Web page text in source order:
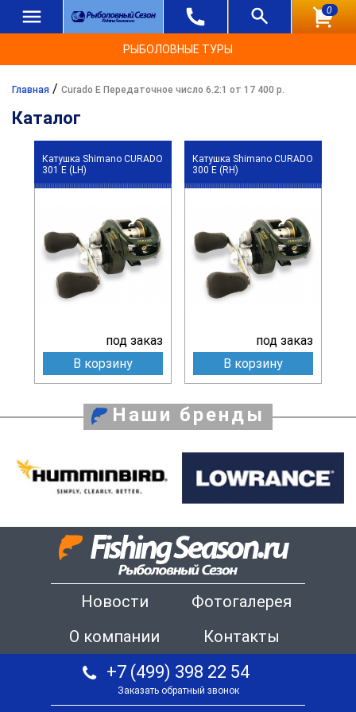
0
РЫБОЛОВНЫЕ ТУРЫ
Главная / Curado E Передаточное число 6.2:1 от 17 400 р.
Каталог
Катушка Shimano CURADO
301 E (LH)
под заказ
В корзину
Катушка Shimano CURADO
300 E (RH)
под заказ
В корзину
Наши бренды
Новости
Фотогалерея
О компании
Контакты
+7 (499) 398 22 54
Заказать обратный звонок